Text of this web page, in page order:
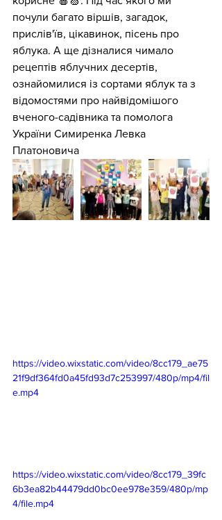
почули багато віршів, загадок,
прислів'їв, цікавинок, пісень про
яблука. А ще дізналися чимало
рецептів яблучних десертів,
ознайомилися із сортами яблук та з
відомостями про найвідомішого
вченого-садівника та помолога
України Симиренка Левка
Платоновича
https://video.wixstatic.com/video/8cc179_ae75
21f9df364fd0a45fd93d7c253997/480p/mp4/fil
e.mp4
https://video.wixstatic.com/video/8cc179_39fc
6b3ea82b44479dd0bc0ee978e359/480p/mp
4/file.mp4